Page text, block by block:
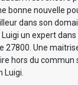
bonne nouvelle
dans son
un expert dans
27800. Une
hors du commun